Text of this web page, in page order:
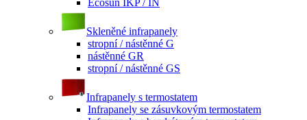
Skleněné infrapanely
stropní / nástěnné G
nástěnné GR
stropní / nástěnné GS
Infrapanely s termostatem
Infrapanely se zásuvkovým termostatem